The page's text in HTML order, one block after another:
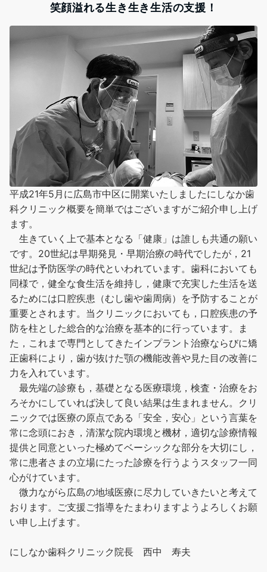
平成21年5月に広島市中区に開業いたしましたにしなか歯
科クリニック概要を簡単ではございますがご紹介申し上げ
ます。
生きていく上で基本となる「健康」は誰しも共通の願い
です。20世紀は早期発見・早期治療の時代でしたが，21
世紀は予防医学の時代といわれています。歯科においても
同様で，健全な食生活を維持し，健康で充実した生活を送
るためには口腔疾患（むし歯や歯周病）を予防することが
重要とされます。当クリニックにおいても，口腔疾患の予
防を柱とした総合的な治療を基本的に行っています。ま
た，これまで専門としてきたインプラント治療ならびに矯
正歯科により，歯が抜けた顎の機能改善や見た目の改善に
力を入れています。
最先端の診療も，基礎となる医療環境，検査・治療をお
ろそかにしていれば決して良い結果は生まれません。クリ
ニックでは医療の原点である「安全，安心」という言葉を
常に念頭におき，清潔な院内環境と機材，適切な診療情報
提供と同意といった極めてベーシックな部分を大切にし，
常に患者さまの立場にたった診療を行うようスタッフ一同
心がけています。
微力ながら広島の地域医療に尽力していきたいと考えて
おります。ご支援ご指導をたまわりますようよろしくお願
い申し上げます。
にしなか歯科クリニック院長 西中 寿夫